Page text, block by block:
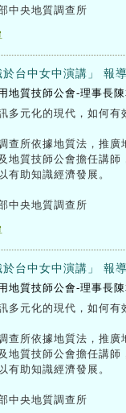
中央地質調查所
於台中女中演講」 報
地質技師公會-理事長
多元化的現代，如何有
查所依據地質法，推
地質技師公會擔任講
有助知識經濟發展。
中央地質調查所
於台中女中演講」 報
地質技師公會-理事長
多元化的現代，如何有
查所依據地質法，推
地質技師公會擔任講
有助知識經濟發展。
中央地質調查所